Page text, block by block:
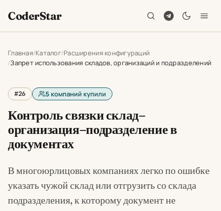
CoderStar
Главная Каталог Расширения конфигураций
Запрет использования складов, организаций и подразделений
#26 5 компаний купили
Контроль связки склад–
организация–подразделение в
документах
В многоюрлицовых компаниях легко по ошибке
указать чужой склад или отгрузить со склада
подразделения, к которому документ не